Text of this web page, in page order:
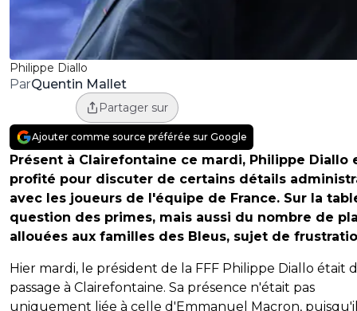
Philippe Diallo
ParQuentin Mallet
Partager sur
Ajouter comme source préférée sur Google
Présent à Clairefontaine ce mardi, Philippe Diallo
profité pour discuter de certains détails
avec les joueurs de l'équipe de France. Sur la
question des primes, mais aussi du nombre de
allouées aux familles des Bleus, sujet de
Hier mardi, le président de la FFF Philippe Diallo était
passage à Clairefontaine. Sa présence n'était pas
uniquement liée à celle d'Emmanuel Macron,